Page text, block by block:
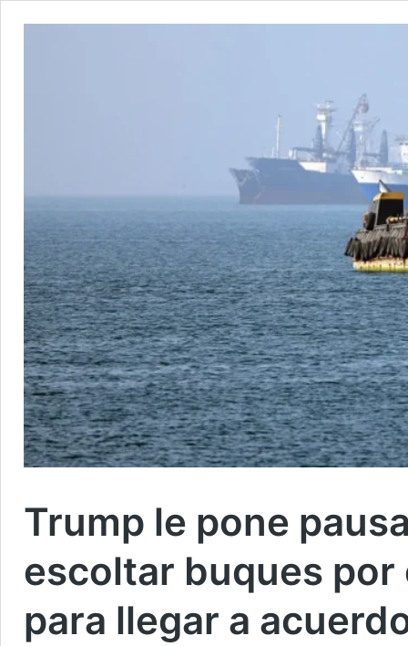
Trump le pone
escoltar buques
para llegar a